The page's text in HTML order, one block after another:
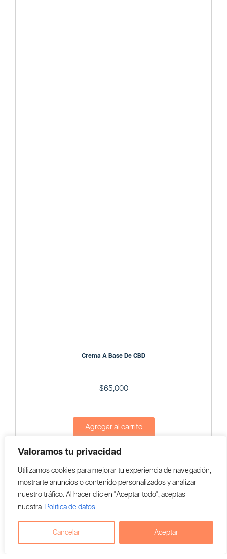
Valoramos tu privacidad
Utilizamos cookies para mejorar tu experiencia de navegación,
mostrarte anuncios o contenido personalizados y analizar
nuestro tráfico. Al hacer clic en "Aceptar todo", aceptas
nuestra Politica de datos
Cancelar Aceptar
Crema A Base De CBD
$65,000
Agregar al carrito
Vendedor En Colombia: